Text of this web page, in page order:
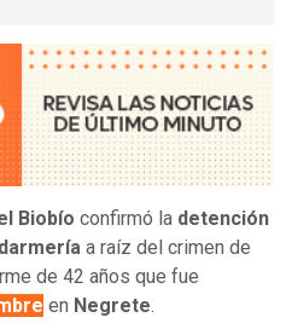
Biobío confirmó la detención
a raíz del crimen de
de 42 años que fue
en Negrete.